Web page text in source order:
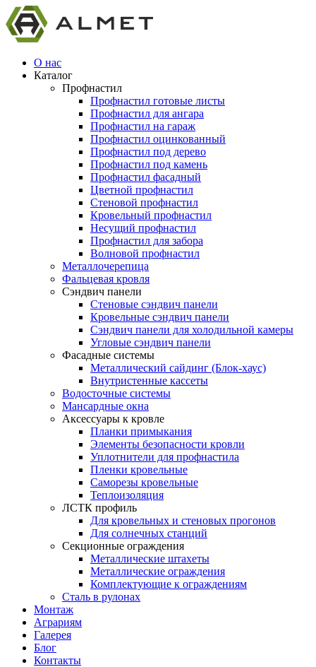
О нас
Каталог
Профнастил
Профнастил готовые листы
Профнастил для ангара
Профнастил на гараж
Профнастил оцинкованный
Профнастил под дерево
Профнастил под камень
Профнастил фасадный
Цветной профнастил
Стеновой профнастил
Кровельный профнастил
Несущий профнастил
Профнастил для забора
Волновой профнастил
Металлочерепица
Фальцевая кровля
Сэндвич панели
Стеновые сэндвич панели
Кровельные сэндвич панели
Сэндвич панели для холодильной камеры
Угловые сэндвич панели
Фасадные системы
Металлический сайдинг (Блок-хаус)
Внутристенные кассеты
Водосточные системы
Мансардные окна
Аксессуары к кровле
Планки примыкания
Элементы безопасности кровли
Уплотнители для профнастила
Пленки кровельные
Саморезы кровельные
Теплоизоляция
ЛСТК профиль
Для кровельных и стеновых прогонов
Для солнечных станций
Секционные ограждения
Металлические штахеты
Металлические ограждения
Комплектующие к ограждениям
Сталь в рулонах
Монтаж
Аграриям
Галерея
Блог
Контакты